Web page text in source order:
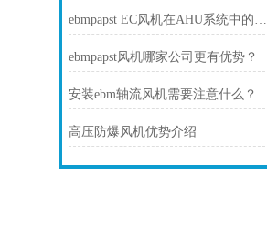
ebmpapst EC风机在AHU系统中的应用优势有哪些？
ebmpapst风机哪家公司更有优势？
安装ebm轴流风机需要注意什么？
高压防爆风机优势介绍